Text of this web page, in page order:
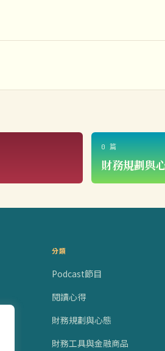
0 篇
財務規劃與
分類
Podcast節目
閱讀心得
財務規劃與心態
財務工具與金融商品